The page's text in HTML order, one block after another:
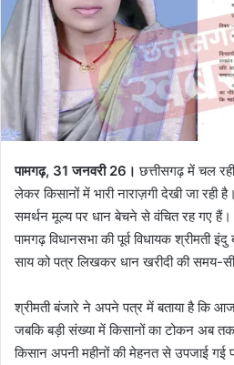
पामगढ़, 31 जनवरी 26। छत्तीसगढ़ में चल
लेकर किसानों में भारी नाराज़गी देखी जा रही
समर्थन मूल्य पर धान बेचने से वंचित रह गए हैं।
पामगढ़ विधानसभा की पूर्व विधायक श्रीमती
साय को पत्र लिखकर धान खरीदी की समय-
श्रीमती बंजारे ने अपने पत्र में बताया है कि
जबकि बड़ी संख्या में किसानों का टोकन अब
किसान अपनी महीनों की मेहनत से उपजाई